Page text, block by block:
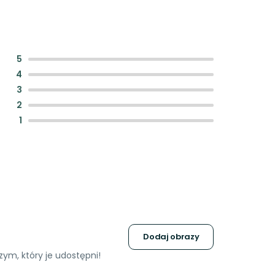
5
4
3
2
1
Dodaj obrazy
który je udostępni!